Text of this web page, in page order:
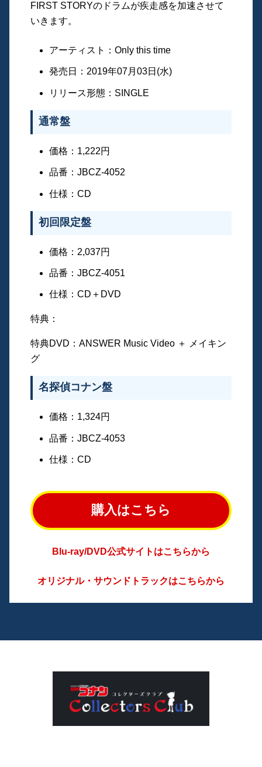
FIRST STORYのドラムが疾走感を加速させて
いきます。
アーティスト：Only this time
発売日：2019年07月03日(水)
リリース形態：SINGLE
通常盤
価格：1,222円
品番：JBCZ-4052
仕様：CD
初回限定盤
価格：2,037円
品番：JBCZ-4051
仕様：CD＋DVD
特典：
特典DVD：ANSWER Music Video ＋ メイキン
グ
名探偵コナン盤
価格：1,324円
品番：JBCZ-4053
仕様：CD
購入はこちら
Blu-ray/DVD公式サイトはこちらから
オリジナル・サウンドトラックはこちらから